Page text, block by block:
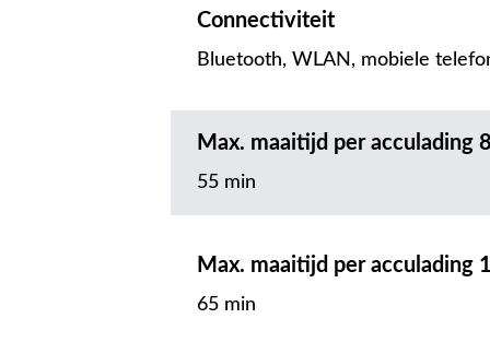
Connectiviteit
Bluetooth, WLAN, mobiele
Max. maaitijd per acculading
55 min
Max. maaitijd per acculading
65 min